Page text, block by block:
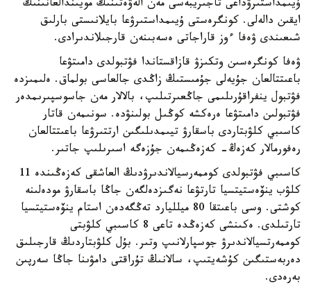
ۇيىمداستىرۋداعى تاجىريبەسى مەن الەۋەتىنىڭ مويىندالعانىنىڭ
ايقىن دالەلى. كونگرەستى ۇيىمداستىرۋعا بايلانىستى بارلىق
شىعىندى ۋەفا ءوز قاراجاتى ەسەبىنەن قارجىلاندىرادى.
ۋەفا كونگرەسىن وتكىزۋ قازاقستاندا فۋتبولدى دامىتۋعا
باعىتتالعان جۇيەلى جۇمىستىڭ زاڭدى جالعاسى بولماق. ەلىمىزدە
فۋتبول ينفراقۇرىلىمى جاڭعىرتىلىپ، بالالار مەن جاسوسپىرىمدەر
فۋتبولىن دامىتۋعا ەرەكشە كوڭىل بولىنۋدە. سونىمەن قاتار
كاسىبي كلۋبتاردى باسقارۋ تيىمدىلىگىن ارتتىرۋعا باعىتتالعان
رەفورمالار كەزەڭ- كەزەڭىمەن جۇزەگە اسىرىلىپ جاتىر.
كاسىبي فۋتبولدى كوممەرسيالاندىرۋدىڭ العاشقى كەزەڭىندە 11
كلۋب ينۆەستيتسيا تارتۋعا نەگىزدەلگەن جاڭا باسقارۋ مودەلىنە
كوشتى. وسى باعىتقا 80 ميلليارد تەڭگەدەن استام ينۆەستيتسيا
تارتىلدى. ەكىنشى كەزەڭدە تاعى 8 كاسىبي كلۋبتى
كوممەرتسيالاندىرۋ جوسپارلانىپ وتىر. بۇل كلۋبتاردىڭ قارجىلىق
دەربەستىگىن كۇشەيتىپ، سالانىڭ تۇراقتى دامۋىنا جاڭا سەرپىن
بەرەدى.